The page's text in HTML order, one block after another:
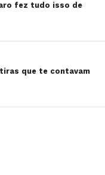
fez tudo isso de
que te contavam